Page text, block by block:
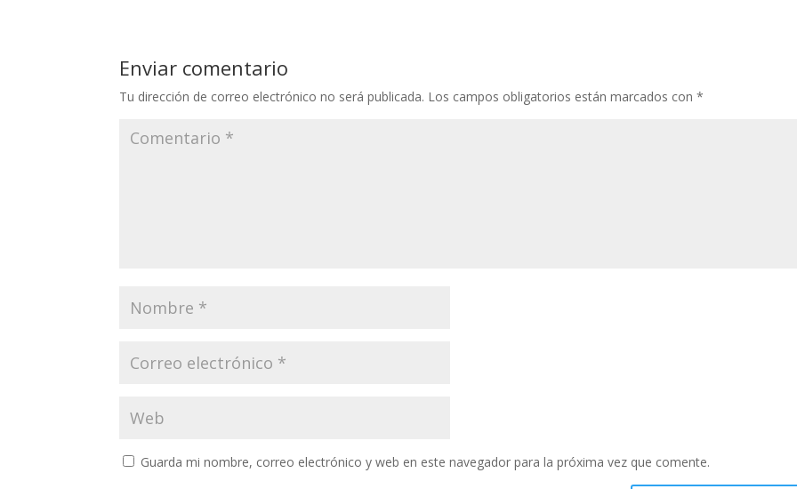
Enviar comentario
Tu dirección de correo electrónico no será publicada. Los campos obligatorios están marcados con*
Guarda mi nombre, correo electrónico y web en este navegador para la próxima vez que comente.